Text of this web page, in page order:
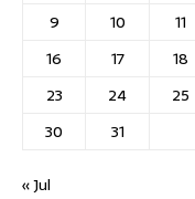
9
10 11
16
17 18
23
24 25
30
31
« Jul